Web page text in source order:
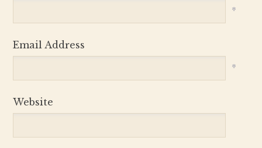
*
Email Address
*
Website